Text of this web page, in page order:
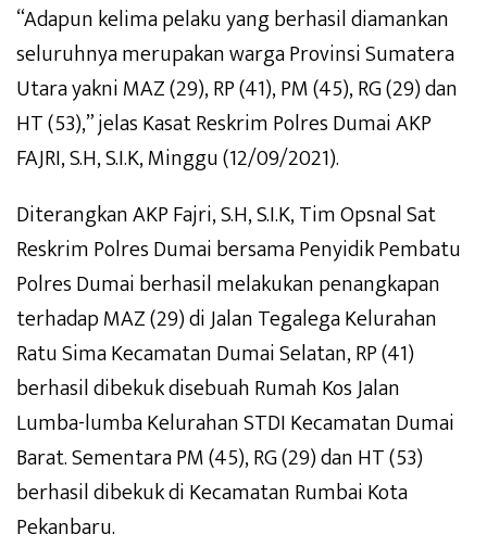
“Adapun kelima pelaku yang berhasil diamankan
seluruhnya merupakan warga Provinsi Sumatera
Utara yakni MAZ (29), RP (41), PM (45), RG (29) dan
HT (53),” jelas Kasat Reskrim Polres Dumai AKP
FAJRI, S.H, S.I.K, Minggu (12/09/2021).
Diterangkan AKP Fajri, S.H, S.I.K, Tim Opsnal Sat
Reskrim Polres Dumai bersama Penyidik Pembatu
Polres Dumai berhasil melakukan penangkapan
terhadap MAZ (29) di Jalan Tegalega Kelurahan
Ratu Sima Kecamatan Dumai Selatan, RP (41)
berhasil dibekuk disebuah Rumah Kos Jalan
Lumba-lumba Kelurahan STDI Kecamatan Dumai
Barat. Sementara PM (45), RG (29) dan HT (53)
berhasil dibekuk di Kecamatan Rumbai Kota
Pekanbaru.